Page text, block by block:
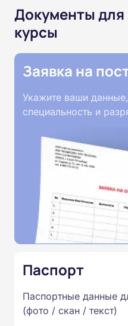
Документы для
курсы
Заявка на
Укажите ваши
специальность и
Паспорт
Паспортные данные
(фото / скан / текст)